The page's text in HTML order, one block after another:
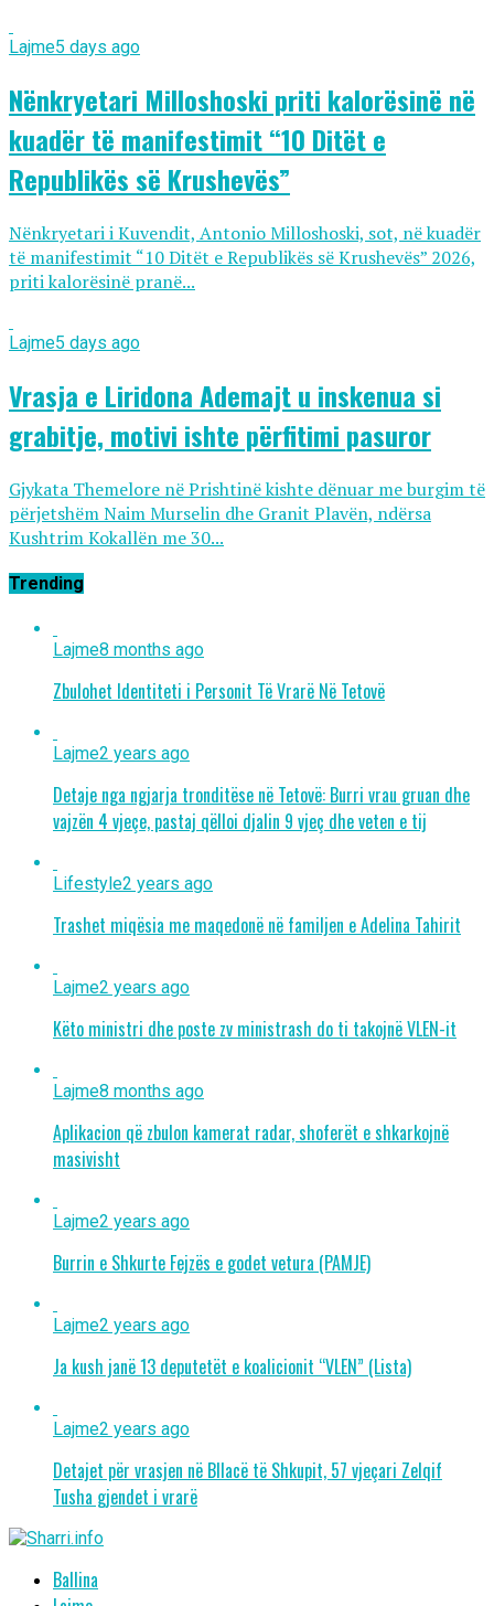
Lajme5 days ago
Nënkryetari Milloshoski priti kalorësinë në
kuadër të manifestimit “10 Ditët e
Republikës së Krushevës”
Nënkryetari i Kuvendit, Antonio Milloshoski, sot, në kuadër
të manifestimit “10 Ditët e Republikës së Krushevës” 2026,
priti kalorësinë pranë...
Lajme5 days ago
Vrasja e Liridona Ademajt u inskenua si
grabitje, motivi ishte përfitimi pasuror
Gjykata Themelore në Prishtinë kishte dënuar me burgim të
përjetshëm Naim Murselin dhe Granit Plavën, ndërsa
Kushtrim Kokallën me 30...
Trending
Lajme8 months ago
Zbulohet Identiteti i Personit Të Vrarë Në Tetovë
Lajme2 years ago
Detaje nga ngjarja tronditëse në Tetovë: Burri vrau gruan dhe
vajzën 4 vjeçe, pastaj qëlloi djalin 9 vjeç dhe veten e tij
Lifestyle2 years ago
Trashet miqësia me maqedonë në familjen e Adelina Tahirit
Lajme2 years ago
Këto ministri dhe poste zv ministrash do ti takojnë VLEN-it
Lajme8 months ago
Aplikacion që zbulon kamerat radar, shoferët e shkarkojnë
masivisht
Lajme2 years ago
Burrin e Shkurte Fejzës e godet vetura (PAMJE)
Lajme2 years ago
Ja kush janë 13 deputetët e koalicionit “VLEN” (Lista)
Lajme2 years ago
Detajet për vrasjen në Bllacë të Shkupit, 57 vjeçari Zelqif
Tusha gjendet i vrarë
Ballina